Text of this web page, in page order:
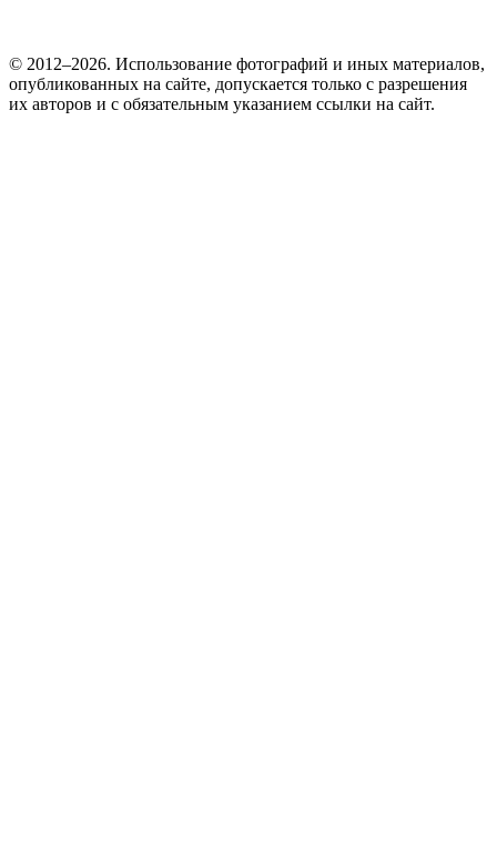
© 2012–2026. Использование фотографий и иных материалов,
опубликованных на сайте, допускается только с разрешения
их авторов и c обязательным указанием ссылки на сайт.